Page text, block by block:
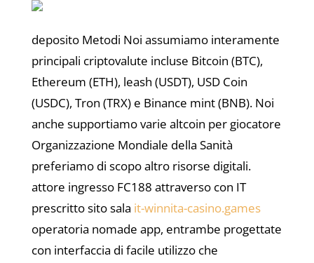
deposito Metodi Noi assumiamo interamente
principali criptovalute incluse Bitcoin (BTC),
Ethereum (ETH), leash (USDT), USD Coin
(USDC), Tron (TRX) e Binance mint (BNB). Noi
anche supportiamo varie altcoin per giocatore
Organizzazione Mondiale della Sanità
preferiamo di scopo altro risorse digitali.
attore ingresso FC188 attraverso con IT
prescritto sito sala it-winnita-casino.games
operatoria nomade app, entrambe progettate
con interfaccia di facile utilizzo che